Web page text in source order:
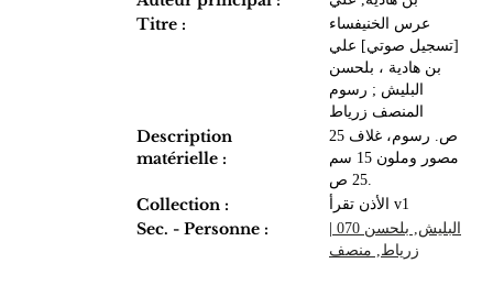
Titre :
عرس الخنيفساء
[تسجيل صوتي] علي
بن هادية ، بلحسن
البليش ; رسوم
المنصف زرياط
Description
matérielle :
25 ص. رسوم، غلاف
مصور وملون 15 سم
25 ص.
Collection : الأذن تقرأ v1
Sec. - Personne : البليش, بلحسن 070
زرياط, منصف